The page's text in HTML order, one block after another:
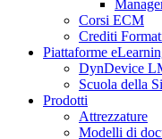
Corsi ECM
Crediti
Piattaforme
DynDevice
Scuola della
Prodotti
Attrezzature
Modelli di